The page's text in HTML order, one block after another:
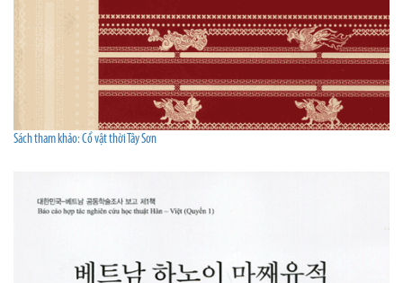
Sách tham khảo: Cổ vật thời Tây Sơn